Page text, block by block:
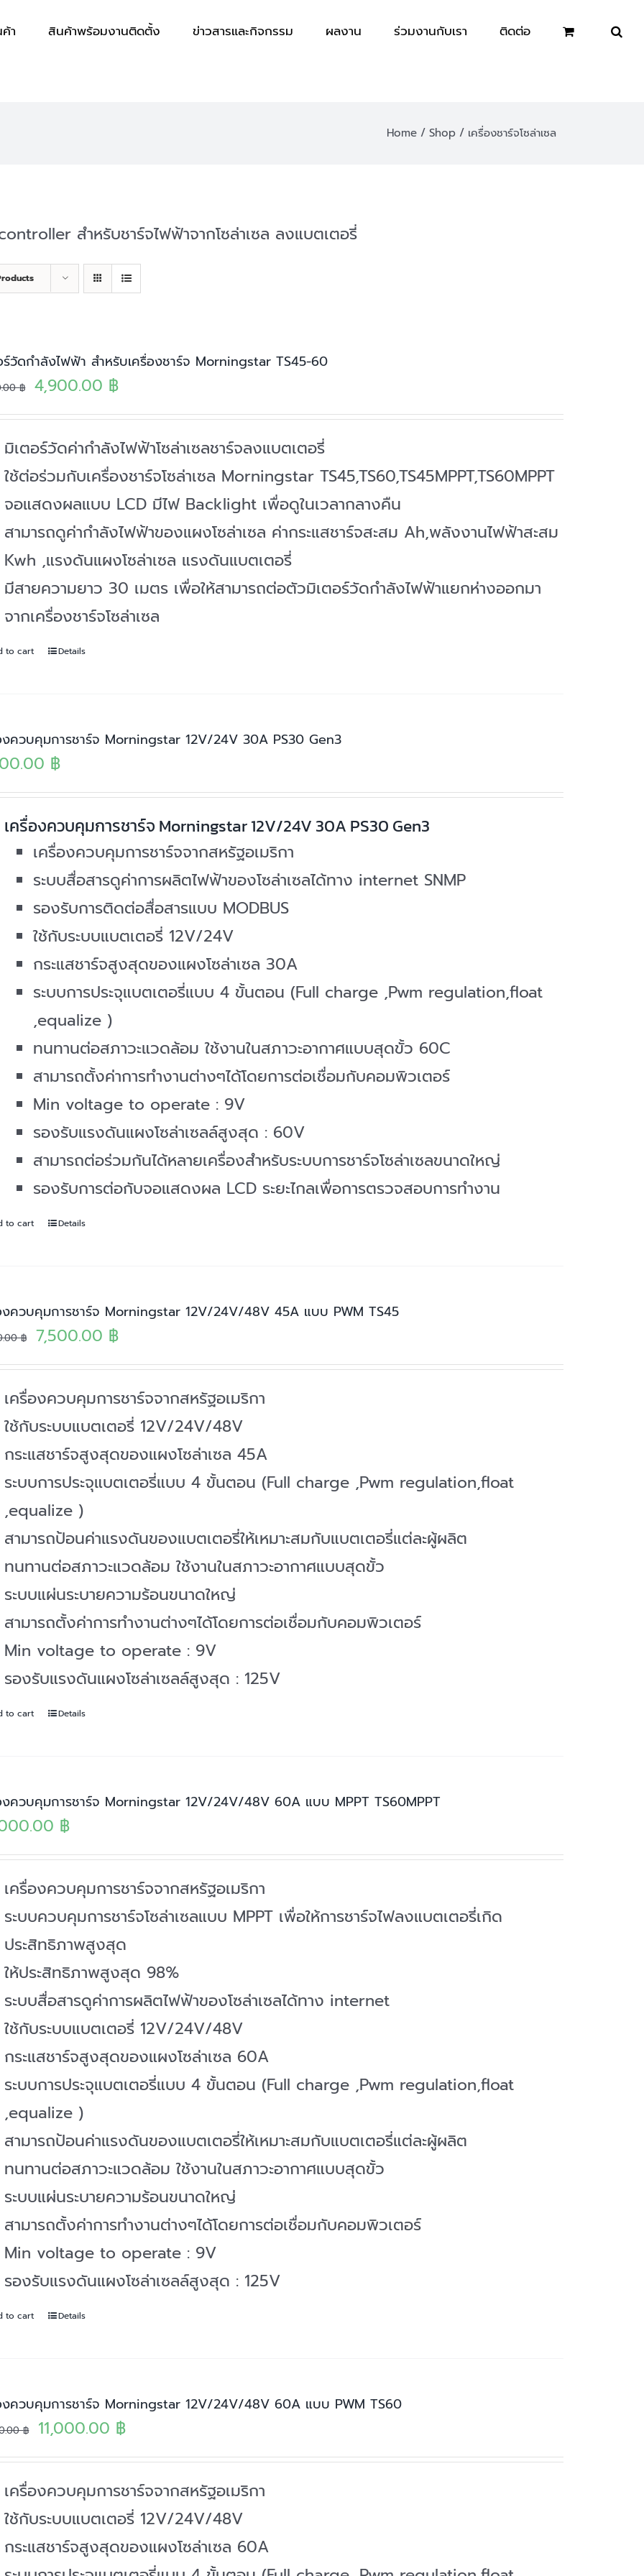
า สินค้าพร้อมงานติดตั้ง ข่าวสารและกิจกรรม ผลงาน ร่วมงานกับเรา ติดต่อ
Home Shop เครื่องชาร์จโซล่าเซล
สำหรับชาร์จไฟฟ้าจากโซล่าเซล ลงแบตเตอรี่
ร์วัดกำลังไฟฟ้า สำหรับเครื่องชาร์จ Morningstar TS45-60
฿
Original
price
was:
5,500.00 ฿.
4,900.00 ฿Current
price
is:
4,900.00 ฿.
มิเตอร์วัดค่ากำลังไฟฟ้าโซล่าเซลชาร์จลงแบตเตอรี่
ใช้ต่อร่วมกับเครื่องชาร์จโซล่าเซล Morningstar TS45,TS60,TS45MPPT,TS60MPPT
จอแสดงผลแบบ LCD มีไฟ Backlight เพื่อดูในเวลากลางคืน
สามารถดูค่ากำลังไฟฟ้าของแผงโซล่าเซล ค่ากระแสชาร์จสะสม Ah,พลังงานไฟฟ้าสะสม
Kwh ,แรงดันแผงโซล่าเซล แรงดันแบตเตอรี่
มีสายความยาว 30 เมตร เพื่อให้สามารถต่อตัวมิเตอร์วัดกำลังไฟฟ้าแยกห่างออกมา
จากเครื่องชาร์จโซล่าเซล
to cart Details
งควบคุมการชาร์จ Morningstar 12V/24V 30A PS30 Gen3
฿
เครื่องควบคุมการชาร์จ Morningstar 12V/24V 30A PS30 Gen3
เครื่องควบคุมการชาร์จจากสหรัฐอเมริกา
ระบบสื่อสารดูค่าการผลิตไฟฟ้าของโซล่าเซลได้ทาง internet SNMP
รองรับการติดต่อสื่อสารแบบ MODBUS
ใช้กับระบบแบตเตอรี่ 12V/24V
กระแสชาร์จสูงสุดของแผงโซล่าเซล 30A
ระบบการประจุแบตเตอรี่แบบ 4 ขั้นตอน (Full charge ,Pwm regulation,float
,equalize )
ทนทานต่อสภาวะแวดล้อม ใช้งานในสภาวะอากาศแบบสุดขั้ว 60C
สามารถตั้งค่าการทำงานต่างๆได้โดยการต่อเชื่อมกับคอมพิวเตอร์
Min voltage to operate : 9V
รองรับแรงดันแผงโซล่าเซลล์สูงสุด : 60V
สามารถต่อร่วมกันได้หลายเครื่องสำหรับระบบการชาร์จโซล่าเซลขนาดใหญ่
รองรับการต่อกับจอแสดงผล LCD ระยะไกลเพื่อการตรวจสอบการทำงาน
to cart Details
งควบคุมการชาร์จ Morningstar 12V/24V/48V 45A แบบ PWM TS45
฿
Original
price
was:
9,900.00 ฿.
7,500.00 ฿Current
price
is:
7,500.00 ฿.
เครื่องควบคุมการชาร์จจากสหรัฐอเมริกา
ใช้กับระบบแบตเตอรี่ 12V/24V/48V
กระแสชาร์จสูงสุดของแผงโซล่าเซล 45A
ระบบการประจุแบตเตอรี่แบบ 4 ขั้นตอน (Full charge ,Pwm regulation,float
,equalize )
สามารถป้อนค่าแรงดันของแบตเตอรี่ให้เหมาะสมกับแบตเตอรี่แต่ละผู้ผลิต
ทนทานต่อสภาวะแวดล้อม ใช้งานในสภาวะอากาศแบบสุดขั้ว
ระบบแผ่นระบายความร้อนขนาดใหญ่
สามารถตั้งค่าการทำงานต่างๆได้โดยการต่อเชื่อมกับคอมพิวเตอร์
Min voltage to operate : 9V
รองรับแรงดันแผงโซล่าเซลล์สูงสุด : 125V
to cart Details
งควบคุมการชาร์จ Morningstar 12V/24V/48V 60A แบบ MPPT TS60MPPT
฿
เครื่องควบคุมการชาร์จจากสหรัฐอเมริกา
ระบบควบคุมการชาร์จโซล่าเซลแบบ MPPT เพื่อให้การชาร์จไฟลงแบตเตอรี่เกิด
ประสิทธิภาพสูงสุด
ให้ประสิทธิภาพสูงสุด 98%
ระบบสื่อสารดูค่าการผลิตไฟฟ้าของโซล่าเซลได้ทาง internet
ใช้กับระบบแบตเตอรี่ 12V/24V/48V
กระแสชาร์จสูงสุดของแผงโซล่าเซล 60A
ระบบการประจุแบตเตอรี่แบบ 4 ขั้นตอน (Full charge ,Pwm regulation,float
,equalize )
สามารถป้อนค่าแรงดันของแบตเตอรี่ให้เหมาะสมกับแบตเตอรี่แต่ละผู้ผลิต
ทนทานต่อสภาวะแวดล้อม ใช้งานในสภาวะอากาศแบบสุดขั้ว
ระบบแผ่นระบายความร้อนขนาดใหญ่
สามารถตั้งค่าการทำงานต่างๆได้โดยการต่อเชื่อมกับคอมพิวเตอร์
Min voltage to operate : 9V
รองรับแรงดันแผงโซล่าเซลล์สูงสุด : 125V
to cart Details
งควบคุมการชาร์จ Morningstar 12V/24V/48V 60A แบบ PWM TS60
฿
Original
price
was:
13,500.00 ฿.
11,000.00 ฿Current
price
is:
11,000.00 ฿.
เครื่องควบคุมการชาร์จจากสหรัฐอเมริกา
ใช้กับระบบแบตเตอรี่ 12V/24V/48V
กระแสชาร์จสูงสุดของแผงโซล่าเซล 60A